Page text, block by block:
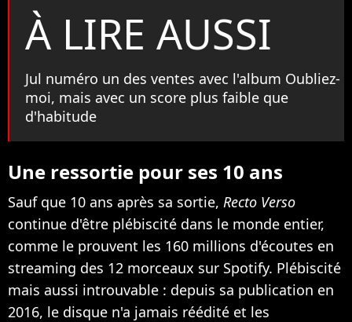
À LIRE AUSSI
Jul numéro un des ventes avec l'album Oubliez-
moi, mais avec un score plus faible que
d'habitude
Une ressortie pour ses 10 ans
Sauf que 10 ans après sa sortie, Recto Verso
continue d'être plébiscité dans le monde entier,
comme le prouvent les 160 millions d'écoutes en
streaming des 12 morceaux sur Spotify. Plébiscité
mais aussi introuvable : depuis sa publication en
2016, le disque n'a jamais réédité et les